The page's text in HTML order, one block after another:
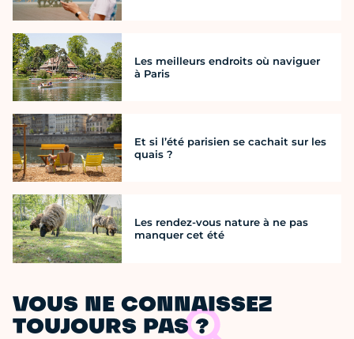
Les meilleurs endroits où naviguer
à Paris
Et si l’été parisien se cachait sur les
quais ?
Les rendez-vous nature à ne pas
manquer cet été
VOUS NE CONNAISSEZ
TOUJOURS PAS ?